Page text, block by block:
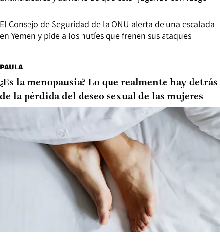
El Consejo de Seguridad de la ONU alerta de una escalada
en Yemen y pide a los hutíes que frenen sus ataques
PAULA
¿Es la menopausia? Lo que realmente hay detrás
de la pérdida del deseo sexual de las mujeres